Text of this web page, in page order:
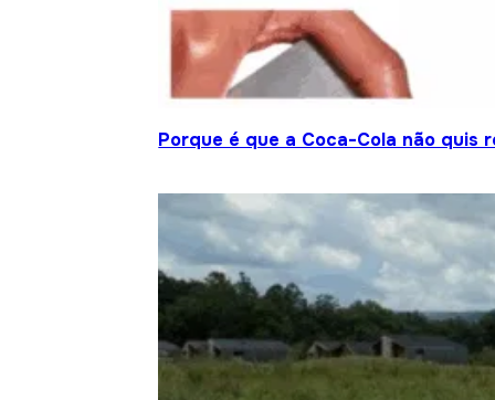
Porque é que a Coca-Cola não quis